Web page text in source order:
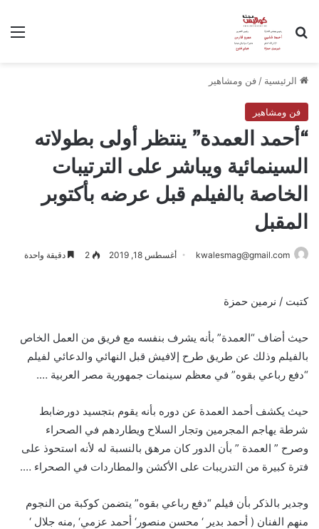
بحث عن
الرئيسية / فن ومشاهير
فن ومشاهير
“أحمد العمدة” ينتظر أولى بطولاته
السينمائية ويباشر على الترتيبات
الخاصة بالفيلم قبل عرضه بأكتوبر
المقبل
kwalesmag@gmail.com أغسطس 18, 2019 2 دقيقة واحدة
كتبت / نرمين حمزة
حيث أضاف “العمدة” بأنه يشرف بنفسه مع فريق من العمل الخاص
بالفيلم وذلك عن طريق طرح إلافيش قبل النهائي والدعائي لفيلم
“دفع رباعي بقوه” في معظم سينمات جمهورية مصر العربية ….
حيث يكشف أحمد العمدة عن دوره بأنه يقوم بتجسيد دورضابط
شرطة يهاجم المجرمين وتجار السلاح ويطاردهم في الصحراء
وصرح ” العمدة ” بأن الدور كان مرهق بالنسبة له لأنه استحوذ على
فترة كبيرة من التدريبات على الأكشن والمطاردات في الصحراء ….
وجدير بالذكر بأن فيلم “دفع رباعي بقوه” يتضمن كوكبة من النجوم
منهم الفنان ( أحمد بدير ‘ محسن منصور‘ أحمد عزمي‘ ,منه جلال ‘